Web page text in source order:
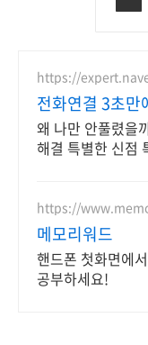
https://
전화연결 3초만
왜 나만 안풀렸을
해결 특별한 신점
https://
메모리워드
핸드폰 첫화면에
공부하세요!